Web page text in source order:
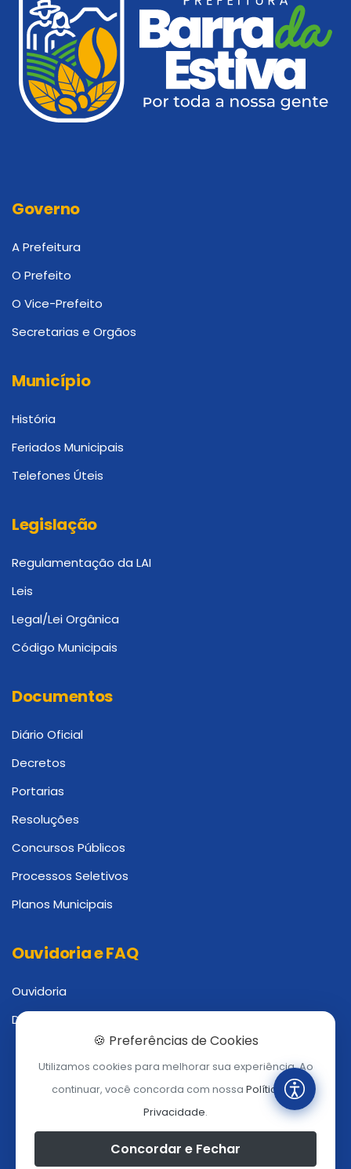
Governo
A Prefeitura
O Prefeito
O Vice-Prefeito
Secretarias e Orgãos
Município
História
Feriados Municipais
Telefones Úteis
Legislação
Regulamentação da LAI
Leis
Legal/Lei Orgânica
Código Municipais
Documentos
Diário Oficial
Decretos
Portarias
Resoluções
Concursos Públicos
Processos Seletivos
Planos Municipais
Ouvidoria e FAQ
Ouvidoria
Dúvidas Frequentes
🍪 Preferências de Cookies
Utilizamos cookies para melhorar sua experiência. Ao
continuar, você concorda com nossa Política de
Privacidade.
Concordar e Fechar